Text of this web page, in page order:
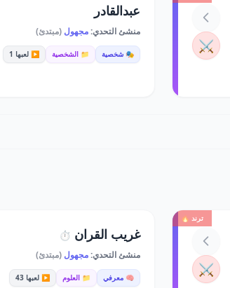
⚔️
عبدالقادر
منشئ التحدي:مجهول (مبتدئ)
🎭 شخصية 📁 الشخصية ▶️ لعبها 1
ترند 🔥
⚔️
غريب القران ⏱️
منشئ التحدي:مجهول (مبتدئ)
🧠 معرفي 📁 العلوم ▶️ لعبها 43